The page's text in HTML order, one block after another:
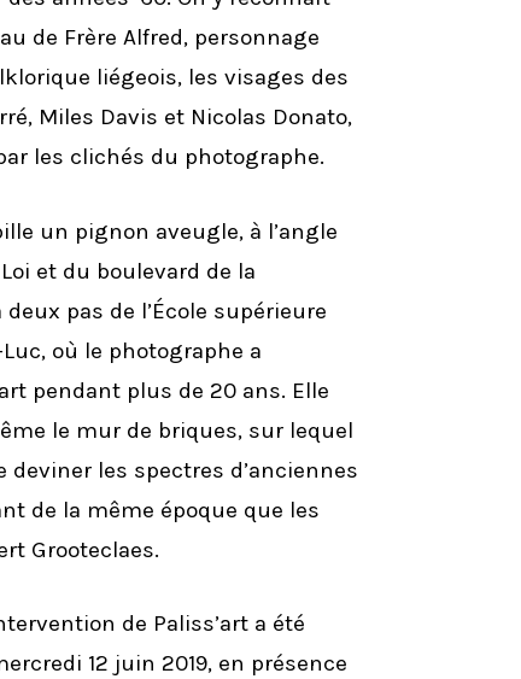
de Frère Alfred, personnage
liégeois, les visages des
Miles Davis et Nicolas Donato,
les clichés du photographe.
un pignon aveugle, à l’angle
et du boulevard de la
pas de l’École supérieure
où le photographe a
pendant plus de 20 ans. Elle
le mur de briques, sur lequel
deviner les spectres d’anciennes
de la même époque que les
Grooteclaes.
de Paliss’art a été
12 juin 2019, en présence